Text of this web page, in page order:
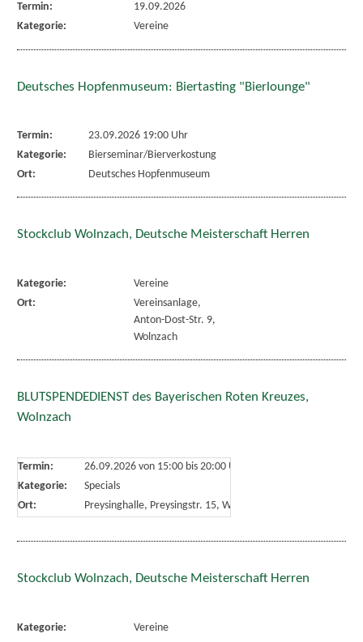
Termin:
19.09.2026
Kategorie:
Vereine
Deutsches Hopfenmuseum: Biertasting "Bierlounge"
Termin:
23.09.2026 19:00 Uhr
Kategorie:
Bierseminar/Bierverkostung
Ort:
Deutsches Hopfenmuseum
Stockclub Wolnzach, Deutsche Meisterschaft Herren
Kategorie:
Vereine
Ort:
Vereinsanlage,
Anton-Dost-Str. 9,
Wolnzach
BLUTSPENDEDIENST des Bayerischen Roten Kreuzes,
Wolnzach
Termin: 26.09.2026 von 15:00bis 20:00 Uhr
Kategorie:
Specials
Ort:
Preysinghalle, Preysingstr. 15, Wolnzach
Stockclub Wolnzach, Deutsche Meisterschaft Herren
Kategorie:
Vereine